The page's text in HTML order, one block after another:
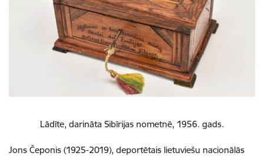
Lādīte, darināta Sibīrijas nometnē, 1956. gads.
Jons Čeponis (1925-2019), deportētais lietuviešu nacionālās